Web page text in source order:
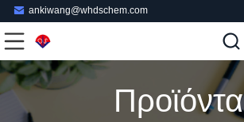
ankiwang@whdschem.com
Προϊόντα